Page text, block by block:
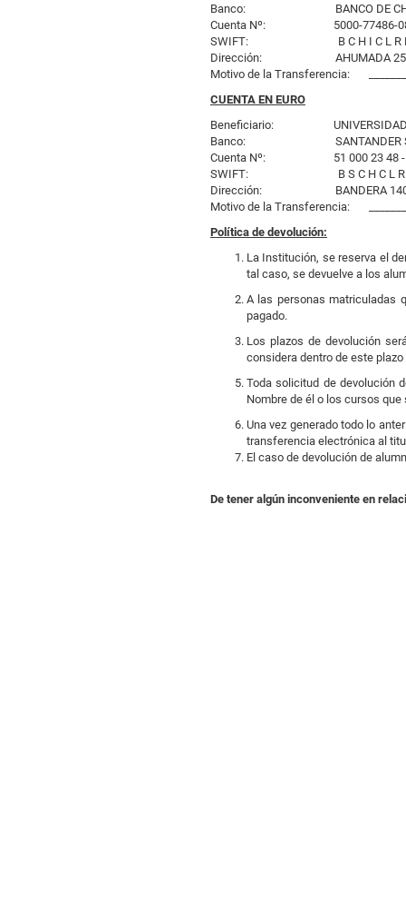
Banco: BANCO DE
Cuenta Nº: 5000-77486-
SWIFT: B C H I C L R
Dirección: AHUMADA
Motivo de la Transferencia:
CUENTA EN EURO
Beneficiario: UNIVERSIDAD
Banco: SANTANDER
Cuenta Nº: 51 000 23 48 -
SWIFT: B S C H C L R
Dirección: BANDERA 140
Motivo de la Transferencia:
Política de devolución:
La Institución, se reserva el
tal caso, se devuelve a los
A las personas matriculadas
pagado.
Los plazos de devolución
considera dentro de este
Toda solicitud de devolución
Nombre de él o los cursos que
Una vez generado todo lo
transferencia electrónica al
El caso de devolución de
De tener algún inconveniente en